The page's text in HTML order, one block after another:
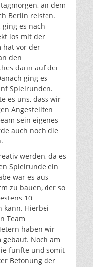
an dem
Berlin reisten.
ging es nach
los mit der
hat vor der
den
dann auf der
ging es
Spielrunden.
es uns, dass wir
Angestellten
sein eigenes
auch noch die
werden, da es
Spielrunde ein
war es aus
zu bauen, der so
10
kann. Hierbei
Team
haben wir
Noch am
fünfte und somit
Betonung der